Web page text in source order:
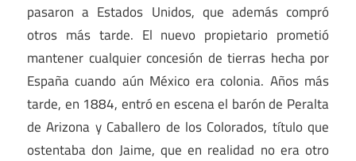
pasaron a Estados Unidos, que además compró
otros más tarde. El nuevo propietario prometió
mantener cualquier concesión de tierras hecha por
España cuando aún México era colonia. Años más
tarde, en 1884, entró en escena el barón de Peralta
de Arizona y Caballero de los Colorados, título que
ostentaba don Jaime, que en realidad no era otro